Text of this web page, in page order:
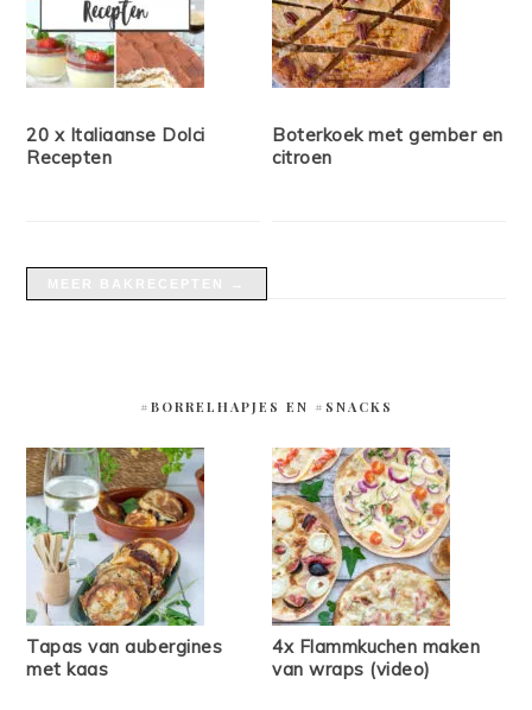
20 x Italiaanse Dolci
Recepten
Boterkoek met gember en
citroen
#BORRELHAPJES EN #SNACKS
Tapas van aubergines
met kaas
4x Flammkuchen maken
van wraps (video)